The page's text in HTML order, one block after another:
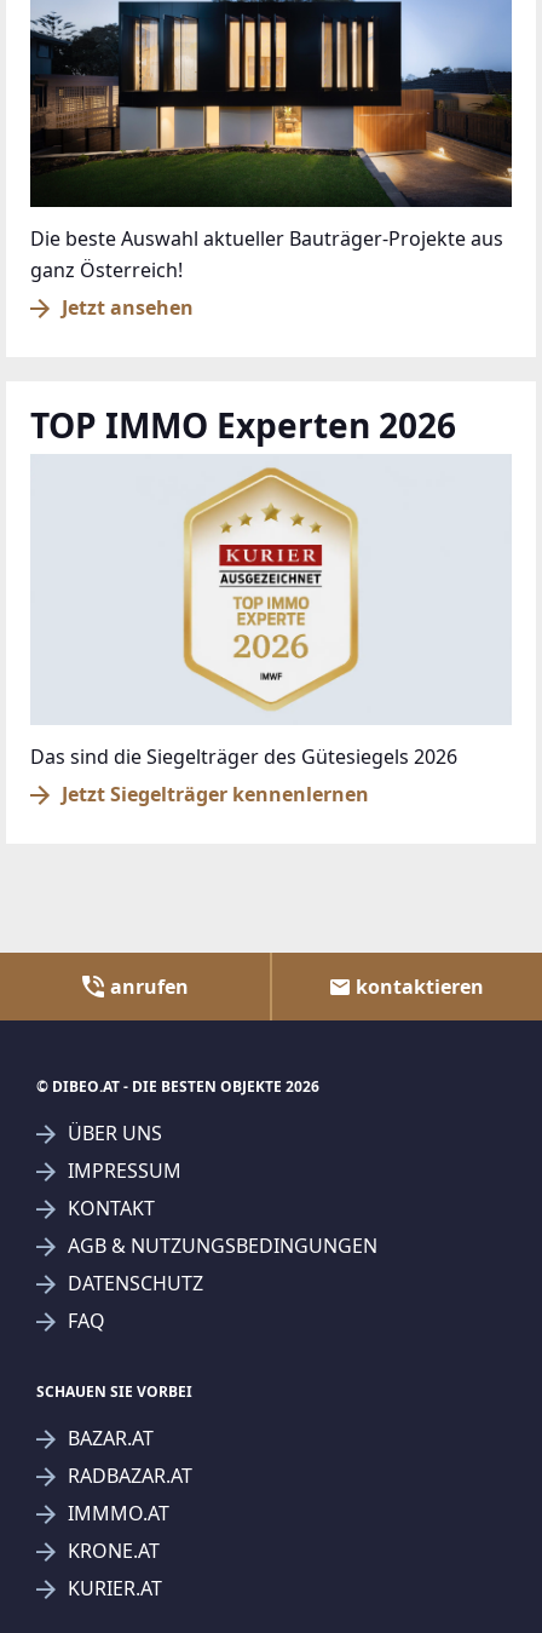
Die beste Auswahl aktueller Bauträger-Projekte aus
ganz Österreich!
Jetzt ansehen
TOP IMMO Experten 2026
Das sind die Siegelträger des Gütesiegels 2026
Jetzt Siegelträger kennenlernen
anrufen kontaktieren
© DIBEO.AT - DIE BESTEN OBJEKTE 2026
ÜBER UNS
IMPRESSUM
KONTAKT
AGB & NUTZUNGSBEDINGUNGEN
DATENSCHUTZ
FAQ
SCHAUEN SIE VORBEI
BAZAR.AT
RADBAZAR.AT
IMMMO.AT
KRONE.AT
KURIER.AT